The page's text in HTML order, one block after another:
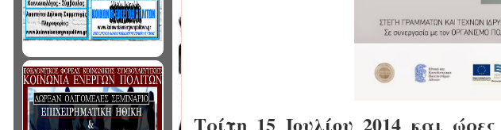
Τρίτη 15 Ιουλίου 2014 και ώρες